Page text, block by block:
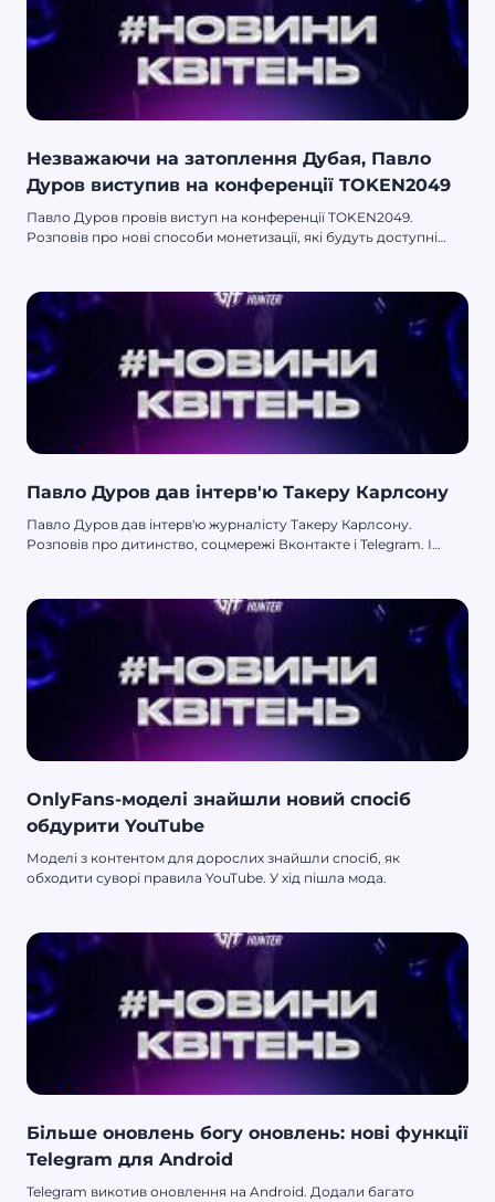
Незважаючи на затоплення Дубая, Павло
Дуров виступив на конференції TOKEN2049
Павло Дуров провів виступ на конференції TOKEN2049.
Розповів про нові способи монетизації, які будуть доступні
Павло Дуров дав інтерв'ю Такеру Карлсону
Павло Дуров дав інтерв'ю журналісту Такеру Карлсону.
Розповів про дитинство, соцмережі Вконтакте і Telegram. І
OnlyFans-моделі знайшли новий спосіб
обдурити YouTube
Моделі з контентом для дорослих знайшли спосіб, як
обходити суворі правила YouTube. У хід пішла мода.
Більше оновлень богу оновлень: нові функції
Telegram для Android
Telegram викотив оновлення на Android. Додали багато